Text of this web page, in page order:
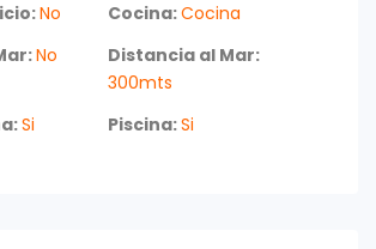
No Cocina:Cocina
No
Distancia al Mar:
300mts
Si Piscina:Si